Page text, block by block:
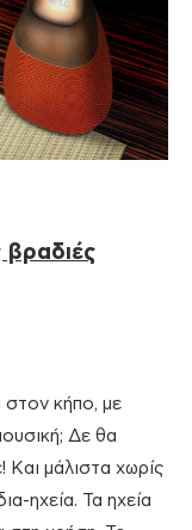
βραδιές
στον κήπο, με
Δε θα
Και μάλιστα χωρίς
ηχεία. Τα ηχεία